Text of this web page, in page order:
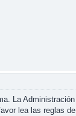
La
lea las reglas